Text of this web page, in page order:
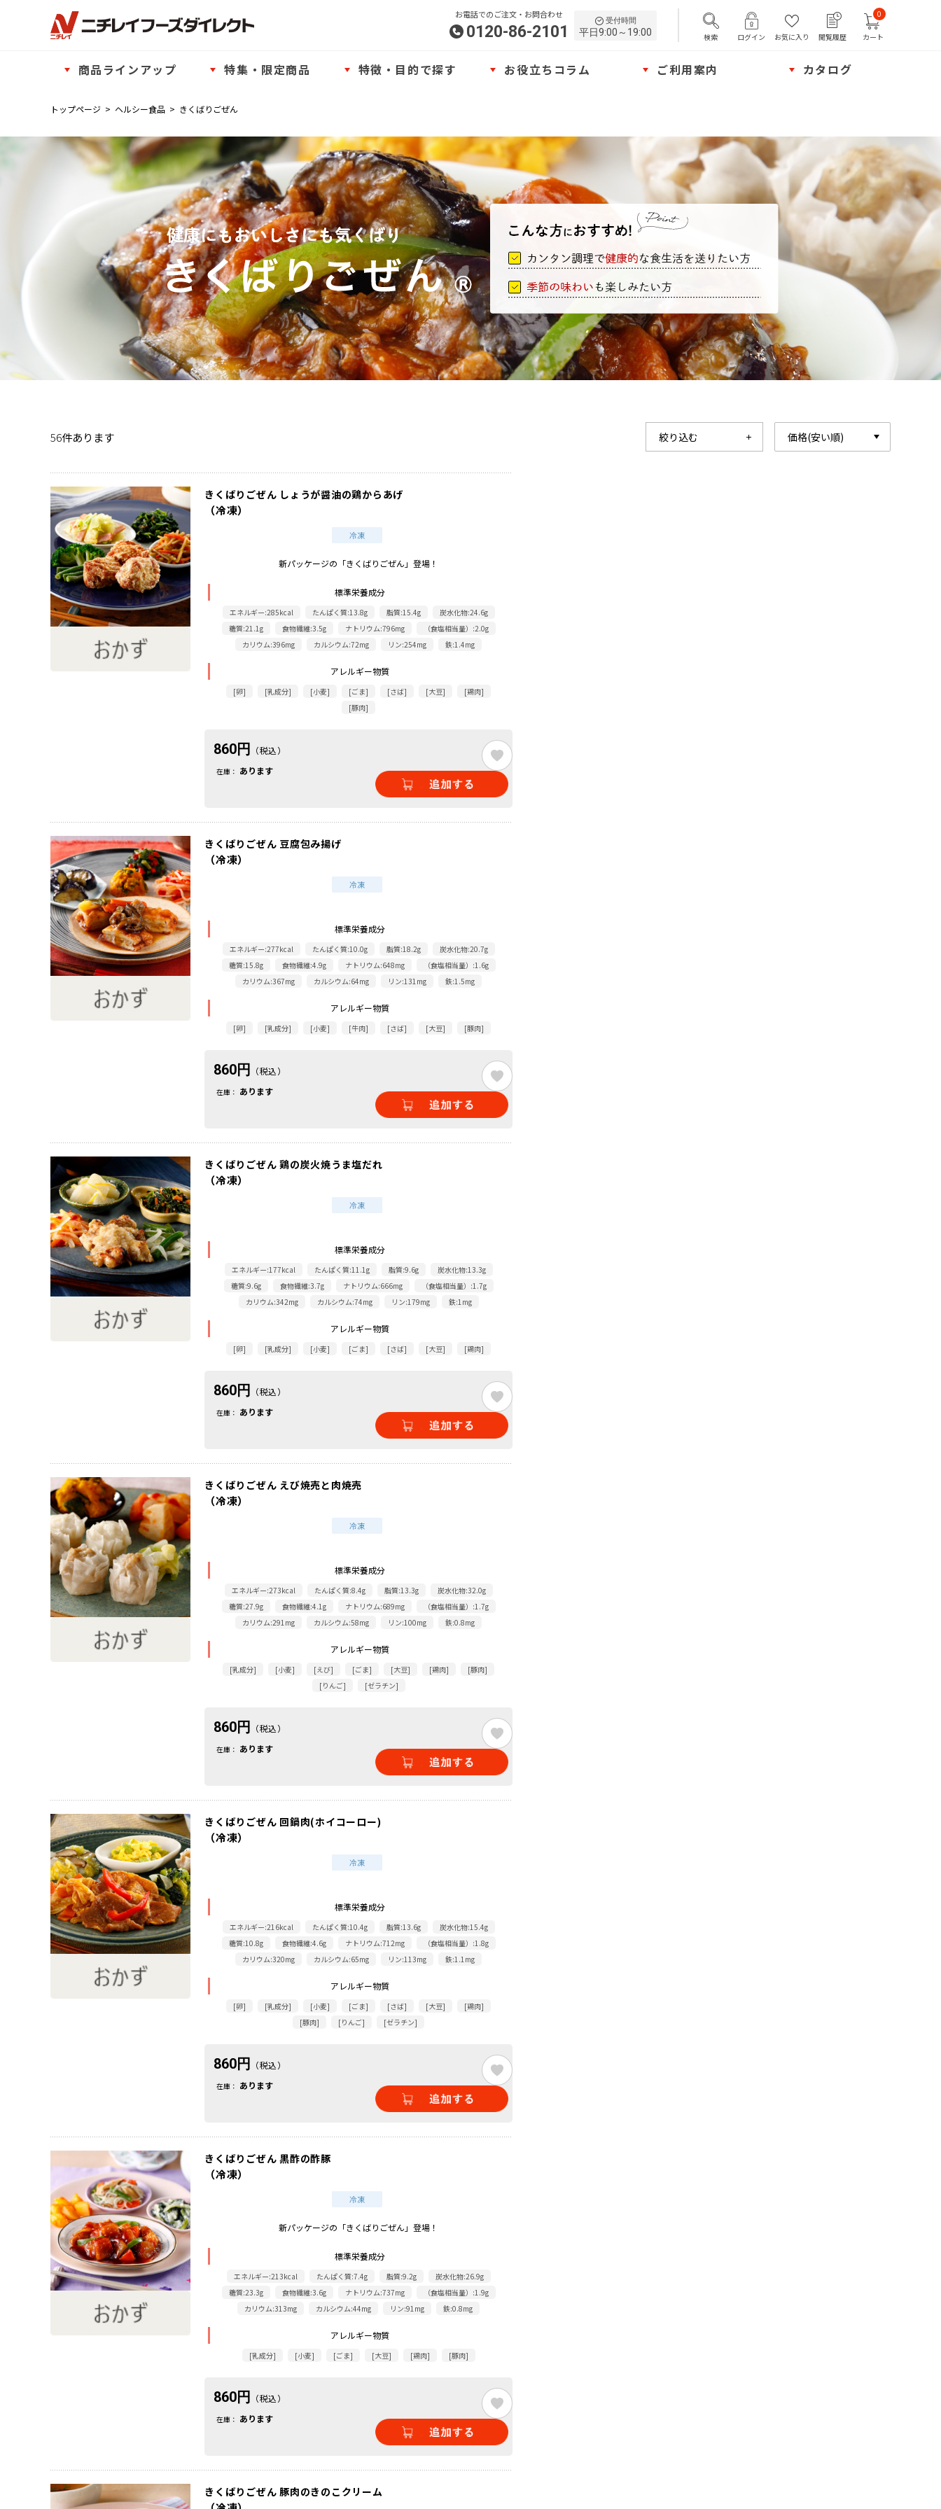
お電話でのご注文・お問合わせ
0120-86-2101
受付時間
平日9:00～19:00 検索 ログイン お気に入り 閲覧履歴 カート
0
商品ラインアップ 特集・限定商品 特徴・目的で探す お役立ちコラム ご利用案内 カタログ
トップページ > ヘルシー食品 > きくばりごぜん
絞り込む 価格(安い順)
56件あります
きくばりごぜん しょうが醤油の鶏からあげ
（冷凍）
新パッケージの「きくばりごぜん」登場！
標準栄養成分
エネルギー:285kcal たんぱく質:13.8g 脂質:15.4g
炭水化物:24.6g
糖質:21.1g
食物繊維:3.5g ナトリウム:796mg
（食塩相当量）:2.0g
カリウム:396mg
カルシウム:72mg リン:254mg 鉄:1.4mg
アレルギー物質
[卵] [乳成分] [小麦] [ごま] [さば] [大豆]
[鶏肉]
[豚肉]
860円 （税込）
在庫： あります
きくばりごぜん 豆腐包み揚げ
（冷凍）
標準栄養成分
エネルギー:277kcal たんぱく質:10.0g 脂質:18.2g
炭水化物:20.7g
糖質:15.8g
食物繊維:4.9g ナトリウム:648mg
（食塩相当量）:1.6g
カリウム:367mg
カルシウム:64mg リン:131mg 鉄:1.5mg
アレルギー物質
[卵] [乳成分] [小麦] [牛肉] [さば] [大豆] [豚肉]
860円 （税込）
在庫： あります
きくばりごぜん 鶏の炭火焼うま塩だれ
（冷凍）
標準栄養成分
エネルギー:177kcal たんぱく質:11.1g 脂質:9.6g
炭水化物:13.3g
糖質:9.6g
食物繊維:3.7g ナトリウム:666mg
（食塩相当量）:1.7g
カリウム:342mg
カルシウム:74mg リン:179mg 鉄:1mg
アレルギー物質
[卵] [乳成分] [小麦] [ごま] [さば] [大豆] [鶏肉]
860円 （税込）
在庫： あります
きくばりごぜん えび焼売と肉焼売
（冷凍）
標準栄養成分
エネルギー:273kcal たんぱく質:8.4g 脂質:13.3g
炭水化物:32.0g
糖質:27.9g
食物繊維:4.1g ナトリウム:689mg
（食塩相当量）:1.7g
カリウム:291mg
カルシウム:58mg リン:100mg 鉄:0.8mg
アレルギー物質
[乳成分] [小麦] [えび] [ごま] [大豆] [鶏肉]
[豚肉]
[りんご]
[ゼラチン]
860円 （税込）
在庫： あります
きくばりごぜん 回鍋肉(ホイコーロー)
（冷凍）
標準栄養成分
エネルギー:216kcal たんぱく質:10.4g 脂質:13.6g
炭水化物:15.4g
糖質:10.8g
食物繊維:4.6g ナトリウム:712mg
（食塩相当量）:1.8g
カリウム:320mg
カルシウム:65mg リン:113mg 鉄:1.1mg
アレルギー物質
[卵] [乳成分] [小麦] [ごま] [さば] [大豆]
[鶏肉]
[豚肉]
[りんご] [ゼラチン]
860円 （税込）
在庫： あります
きくばりごぜん 黒酢の酢豚
（冷凍）
新パッケージの「きくばりごぜん」登場！
標準栄養成分
エネルギー:213kcal たんぱく質:7.4g 脂質:9.2g
炭水化物:26.9g
糖質:23.3g
食物繊維:3.6g ナトリウム:737mg
（食塩相当量）:1.9g
カリウム:313mg
カルシウム:44mg リン:91mg 鉄:0.8mg
アレルギー物質
[乳成分] [小麦] [ごま] [大豆] [鶏肉] [豚肉]
860円 （税込）
在庫： あります
きくばりごぜん 豚肉のきのこクリーム